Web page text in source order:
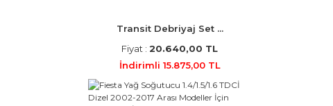
Transit Debriyaj Set ...
Fiyat : 20.640,00 TL
İndirimli 15.875,00 TL